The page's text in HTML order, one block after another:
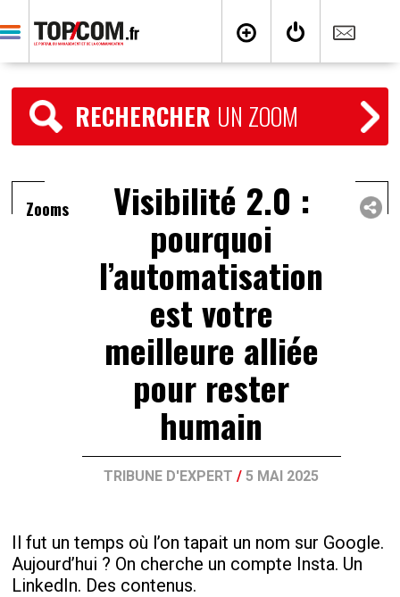
RECHERCHER UN ZOOM
Zooms Visibilité 2.0 :
pourquoi
l’automatisation
est votre
meilleure alliée
pour rester
humain
TRIBUNE D'EXPERT /5 MAI 2025
Il fut un temps où l’on tapait un nom sur Google.
Aujourd’hui ? On cherche un compte Insta. Un
LinkedIn. Des contenus.